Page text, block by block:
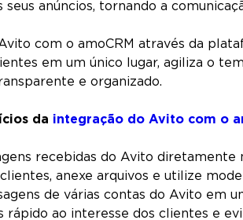
seus anúncios, tornando a
com o amoCRM através da
em um único lugar, agiliza o
e organizado.
da integração do Avito com o
recebidas do Avito diretamente
anexe arquivos e utilize
de várias contas do Avito em
rápido ao interesse dos clientes e